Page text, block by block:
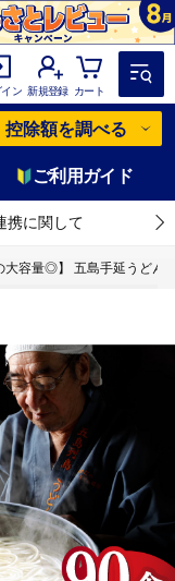
イン 新規登録 カート
控除額を調べる
ご利用ガイド
携に関して
大容量◎】 五島手延うどん